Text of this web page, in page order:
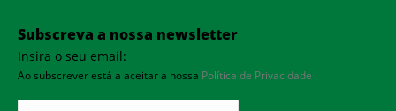
Subscreva a nossa newsletter
Insira o seu email:
Ao subscrever está a aceitar a nossa Política de Privacidade